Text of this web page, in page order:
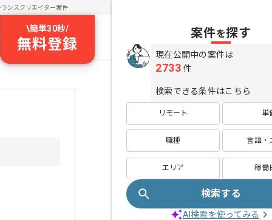
ランスクリエイター案件
\簡単30秒/
無料登録
案件を探す
現在公開中の案件は
2733 件
検索できる条件はこちら
リモート 単
職種 言語・
エリア 稼働
検索する
AI検索を使ってみる